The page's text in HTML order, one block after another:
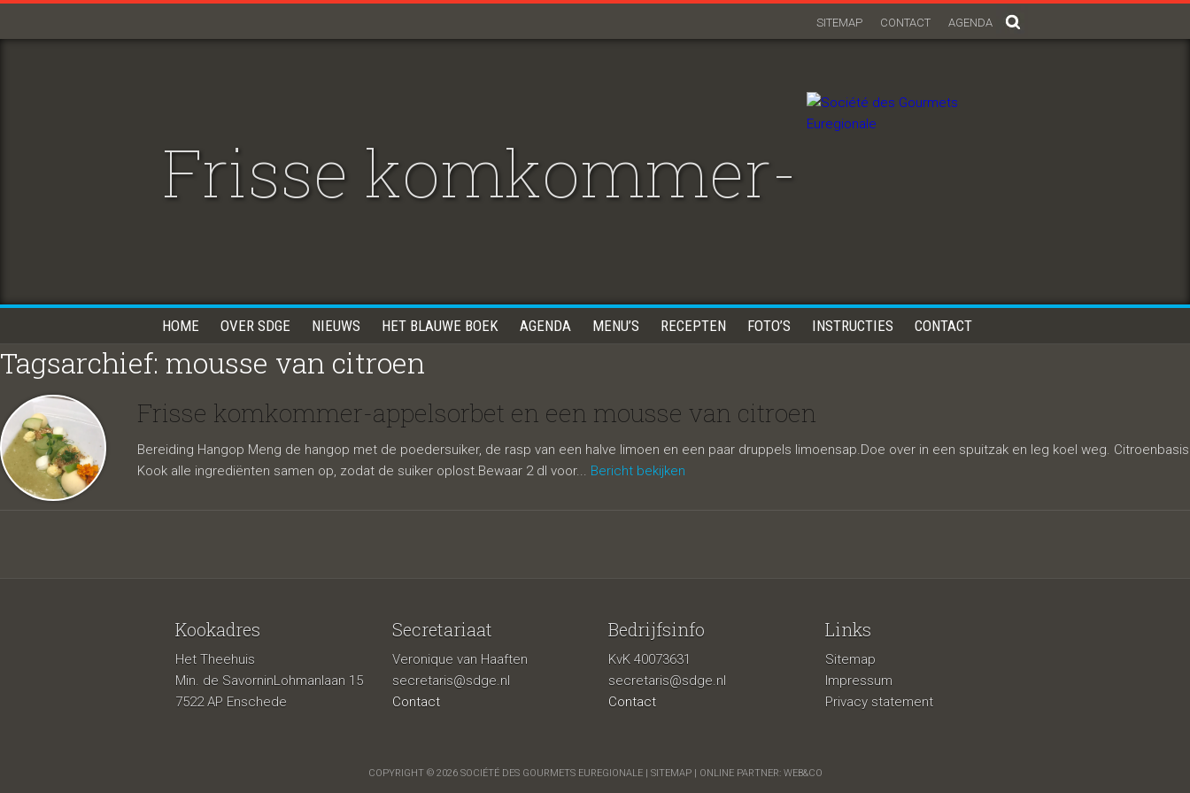
AGENDA
CONTACT
SITEMAP
Frisse komkommer-
appelsorbet en een mousse
van citroen
HOME OVER SDGE NIEUWS HET BLAUWE BOEK AGENDA MENU’S RECEPTEN FOTO’S INSTRUCTIES CONTACT
Tagsarchief: mousse van citroen
Frisse komkommer-appelsorbet en een mousse van citroen
Bereiding Hangop Meng de hangop met de poedersuiker, de rasp van een halve limoen en een paar druppels limoensap.Doe over in een spuitzak en leg koel weg. Citroenbasis
Kook alle ingrediënten samen op, zodat de suiker oplost.Bewaar 2 dl voor... Bericht bekijken
Kookadres
Het Theehuis
Min. de SavorninLohmanlaan 15
7522 AP Enschede
Secretariaat
Veronique van Haaften
secretaris@sdge.nl
Contact
Bedrijfsinfo
KvK 40073631
secretaris@sdge.nl
Contact
Links
Sitemap
Impressum
Privacy statement
COPYRIGHT © 2026 SOCIÉTÉ DES GOURMETS EUREGIONALE | SITEMAP| ONLINE PARTNER: WEB&CO